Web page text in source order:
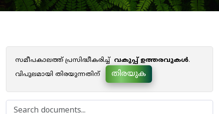
സമീപകാലത്ത് പ്രസിദ്ധീകരിച്ച് വകുപ്പ് ഉത്തരവുകൾ.
വിപുലമായി തിരയുന്നതിന്
തിരയുക